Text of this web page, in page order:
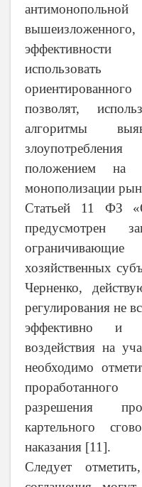
эффективности
позволят,
алгоритмы
положением на
монополизации
Статьей 11 ФЗ
предусмотрен
хозяйственных
Черненко,
регулирования не
эффективно и
воздействия на
необходимо
разрешения
картельного
наказания [11].
Следует